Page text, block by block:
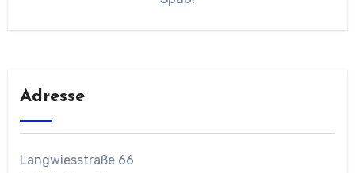
Adresse
Langwiesstraße 66